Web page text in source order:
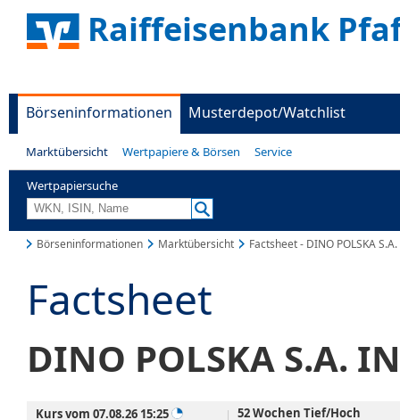
Raiffeisenbank
Börseninformationen Musterdepot/Watchlist
Marktübersicht Wertpapiere & Börsen Service
Wertpapiersuche
Börseninformationen Marktübersicht Factsheet - DINO POLSKA
Factsheet
DINO POLSKA S.A.
Kurs vom 07.08.26 15:25 52 Wochen Tief/Hoch